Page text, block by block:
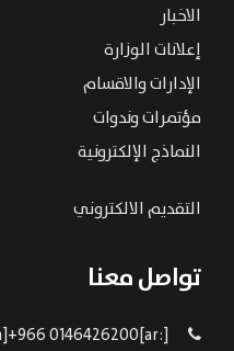
الاخبار
إعلانات الوزارة
الإدارات والاقسام
مؤتمرات وندوات
النماذج الإلكترونية
التقديم الالكتروني
تواصل معنا
[:ar]966146426200+[:en]+966 0146426200[:]